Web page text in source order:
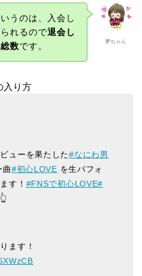
夢ちゃん
うのは、入会し
れるので退会し
数です。
入り方
ューを果たした#なにわ男
曲#初心LOVE を生パフォ
す！ #FNSで初心LOVE#
👆
ます！